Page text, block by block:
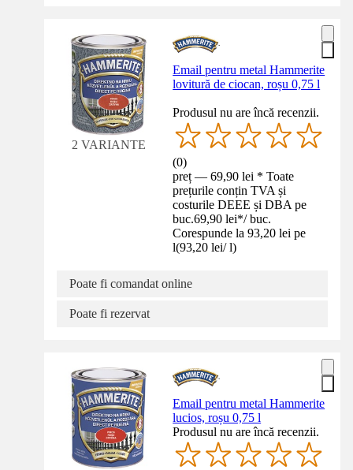
2 VARIANTE
Email pentru metal Hammerite
lovitură de ciocan, roșu 0,75 l
Produsul nu are încă recenzii.
(0)
preț — 69,90 lei * Toate
prețurile conțin TVA și
costurile DEEE și DBA pe
buc.69,90 lei*/ buc.
Corespunde la 93,20 lei pe
l(93,20 lei/ l)
Poate fi comandat online
Poate fi rezervat
Email pentru metal Hammerite
lucios, roșu 0,75 l
Produsul nu are încă recenzii.